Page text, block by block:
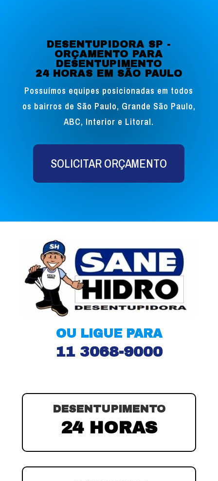
DESENTUPIDORA SP -
ORÇAMENTO PARA
DESENTUPIMENTO
24 HORAS EM SÃO PAULO
Possuímos equipes posicionadas em todos
os bairros de São Paulo, Grande São Paulo,
ABC, Interior e Litoral.
SOLICITAR ORÇAMENTO
OU LIGUE PARA
11 3068-9000
DESENTUPIMENTO
24 HORAS